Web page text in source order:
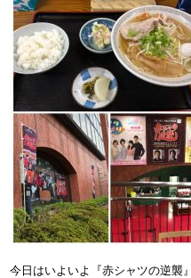
今日はいよいよ『赤シャツの逆襲